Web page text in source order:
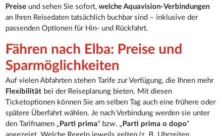
Preise und sehen Sie sofort,welche Aquavision-Verbindungen
an Ihren Reisedaten tatsächlich buchbar sind – inklusive der
passenden Optionen für Hin- und Rückfahrt.
Fähren nach Elba: Preise und
Sparmöglichkeiten
Auf vielen Abfahrten stehen Tarife zur Verfügung, die Ihnen mehr
Flexibilität bei der Reiseplanung bieten. Mit diesen
Ticketoptionen können Sie am selben Tag auch eine frühere oder
spätere Überfahrt wählen. Je nach Verbindung werden sie unter
den Tarifnamen „ Parti prima“ bzw. „ Parti prima o dopo“